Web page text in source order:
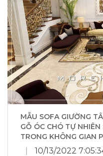
MẪU SOFA GIƯỜNG
GỖ ÓC CHÓ TỰ
TRONG KHÔNG GIAN
10/13/2022